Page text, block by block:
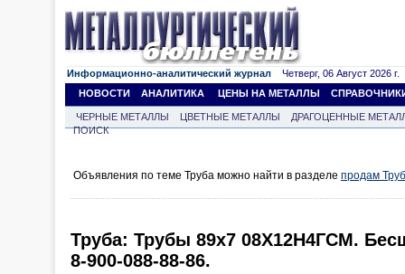
Информационно-аналитический журнал Четверг, 06 Август 2026 г.
НОВОСТИ
АНАЛИТИКА ЦЕНЫ НА МЕТАЛЛЫ
ЧЕРНЫЕ МЕТАЛЛЫ ЦВЕТНЫЕ МЕТАЛЛЫ
ДРАГОЦЕННЫЕ
ПОИСК
Объявления по теме Труба можно найти в разделе продам
Труба: Трубы 89х7 08Х12Н4ГСМ.
8-900-088-88-86.